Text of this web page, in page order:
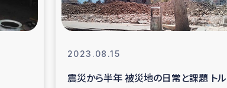
令和6年能登半島地震 緊急支援
2023.08.15
震災から半年 被災地の日常と課題 トル